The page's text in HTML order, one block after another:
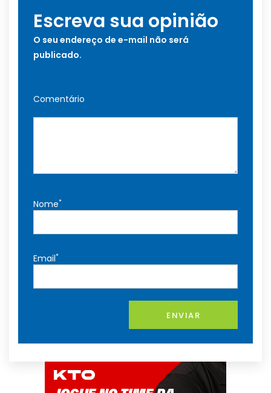
Escreva sua opinião
O seu endereço de e-mail não será
publicado.
Comentário
Nome*
Email*
ENVIAR